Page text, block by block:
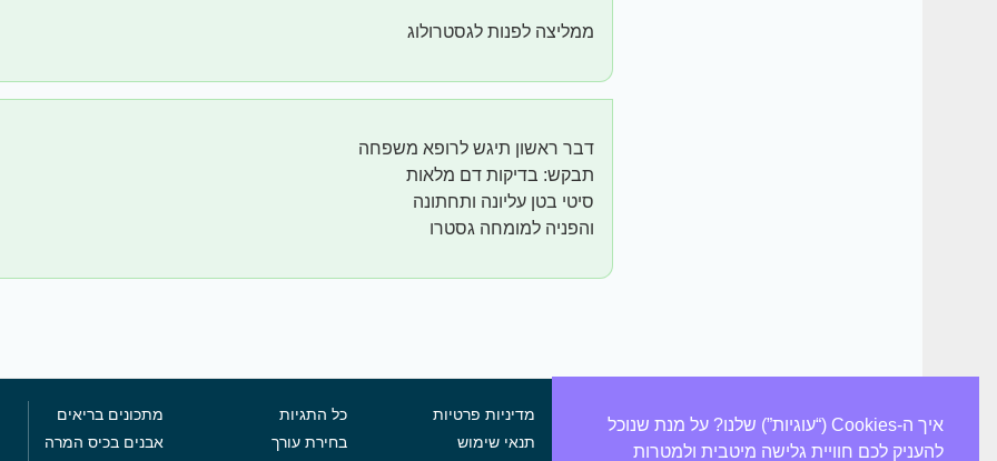
ממליצה לפנות לגסטרולוג
דבר ראשון תיגש לרופא משפחה
תבקש: בדיקות דם מלאות
סיטי בטן עליונה ותחתונה
והפניה למומחה גסטרו
מדיניות פרטיות
תנאי שימוש
כל התגיות
בחירת עורך
מתכונים בריאים
אבנים בכיס המרה
איך ה-Cookies (“עוגיות”) שלנו? על מנת שנוכל
להעניק לכם חוויית גלישה מיטבית ולמטרות